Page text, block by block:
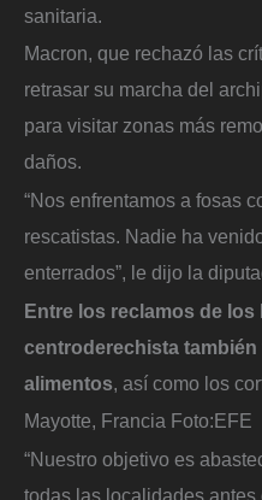
sanitaria.
Macron, que rechazó las
retrasar su marcha del
para visitar zonas más
daños.
“Nos enfrentamos a fosas
rescatistas. Nadie ha
enterrados”, le dijo la
Entre los reclamos de
centroderechista
alimentos, así como los
Mayotte, Francia Foto: EFE
“Nuestro objetivo es
todas las localidades antes